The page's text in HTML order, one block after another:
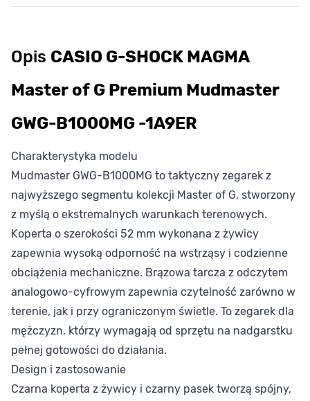
Opis CASIO G-SHOCK MAGMA
Master of G Premium Mudmaster
GWG-B1000MG -1A9ER
Charakterystyka modelu
Mudmaster GWG-B1000MG to taktyczny zegarek z
najwyższego segmentu kolekcji Master of G, stworzony
z myślą o ekstremalnych warunkach terenowych.
Koperta o szerokości 52 mm wykonana z żywicy
zapewnia wysoką odporność na wstrząsy i codzienne
obciążenia mechaniczne. Brązowa tarcza z odczytem
analogowo-cyfrowym zapewnia czytelność zarówno w
terenie, jak i przy ograniczonym świetle. To zegarek dla
mężczyzn, którzy wymagają od sprzętu na nadgarstku
pełnej gotowości do działania.
Design i zastosowanie
Czarna koperta z żywicy i czarny pasek tworzą spójny,